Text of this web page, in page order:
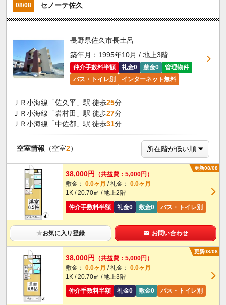
08/08 セノーテ佐久
長野県佐久市長土呂
築年月：1995年10月 / 地上3階
仲介手数料半額 礼金0 敷金0
管理物件
バス・トイレ別
インターネット無料
ＪＲ小海線「佐久平」駅 徒歩25分
ＪＲ小海線「岩村田」駅 徒歩27分
ＪＲ小海線「中佐都」駅 徒歩31分
空室情報 （空室2）
更新08/08
38,000円
（共益費：5,000円）
敷金： 0.0ヶ月 / 礼金： 0.0ヶ月
1K / 20.70㎡ / 地上2階
仲介手数料半額
礼金0 敷金0 バス・トイレ別
★お気に入り登録 お問い合わせ
更新08/08
38,000円
（共益費：5,000円）
敷金： 0.0ヶ月 / 礼金： 0.0ヶ月
1K / 20.70㎡ / 地上3階
仲介手数料半額
礼金0 敷金0 バス・トイレ別